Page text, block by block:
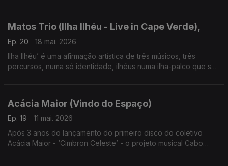
Matos Trio (Ilha Ilhéu - Live in Cape Verde),
Ep. 20
18 mai. 2026
Ilha Ilhéu’ é uma afirmação artística de três músicos, três
percursos, numa só identidade, ilhéus numa ilha-palco que se
Acácia Maior (Vindo do Espaço)
Ep. 19
11 mai. 2026
Após 3 anos do lançamento do primeiro disco do coletivo
Acácia Maior - ‘Cimbron Celeste’ - o projeto musical Cabo